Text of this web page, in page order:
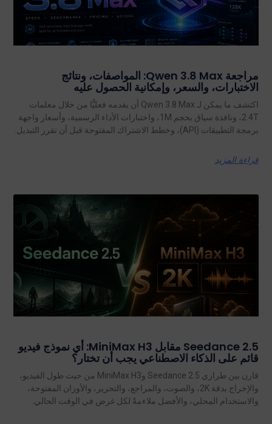
مراجعة Qwen 3.8 Max: المواصفات، ونتائج
الاختبارات، والسعر، وإمكانية الحصول عليه
اكتشف ما يمكن لـ Qwen 3.8 Max أن يقدمه فعليًّا من خلال معلمات
2.4T، ونافذة سياق بحجم 1M، واختبارات الأداء الرسمية، وأسعار واجهة
برمجة التطبيقات (API)، وخطط الاشتراك المفتوحة قبل أن تقرر التبديل.
قراءة المزيد
Seedance 2.5 مقابل MiniMax H3: أي نموذج فيديو
قائم على الذكاء الاصطناعي يجب أن تختار؟
قارن بين طرازي Seedance 2.5 وMiniMax H3 من حيث طول الفيديو،
والإخراج بدقة 2K، والصوت، والمراجع، والتحرير، والأوزان المفتوحة،
والاستخدام المحلي، والأفضل ملاءمةً لكل غرض في الوقت الحالي.